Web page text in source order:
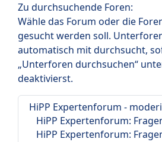
Zu durchsuchende Foren:
Wähle das Forum oder die
gesucht werden soll.
automatisch mit durchsucht,
„Unterforen durchsuchen“
deaktivierst.